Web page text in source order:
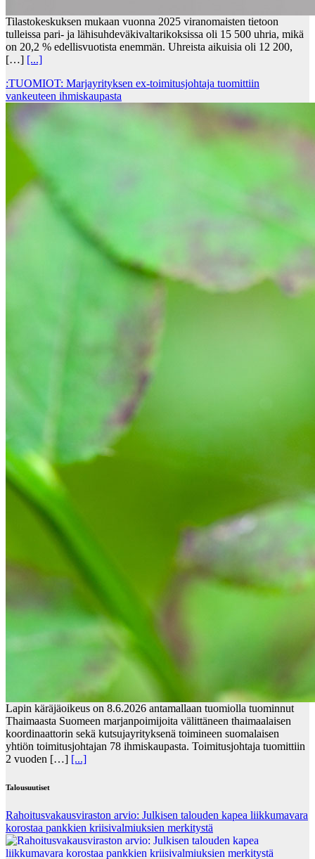
Tilastokeskuksen mukaan vuonna 2025 viranomaisten tietoon
tulleissa pari- ja lähisuhdeväkivaltarikoksissa oli 15 500 uhria, mikä
on 20,2 % edellisvuotista enemmän. Uhreista aikuisia oli 12 200,
[…] [...]
:TUOMIOT: Marjayrityksen ex-toimitusjohtaja tuomittiin
vankeuteen ihmiskaupasta
Lapin käräjäoikeus on 8.6.2026 antamallaan tuomiolla tuominnut
Thaimaasta Suomeen marjanpoimijoita välittäneen thaimaalaisen
koordinaattorin sekä kutsujayrityksenä toimineen suomalaisen
yhtiön toimitusjohtajan 78 ihmiskaupasta. Toimitusjohtaja tuomittiin
2 vuoden […] [...]
Talousuutiset
Rahoitusvakausviraston arvio: Julkisen talouden kapea liikkumavara
korostaa pankkien kriisivalmiuksien merkitystä